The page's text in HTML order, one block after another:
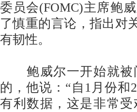
委员会(FOMC)主席鲍
了慎重的言论，指出对
有韧性。
鲍威尔一开始就被
的，他说：“自1月份和
有利数据，这是非常